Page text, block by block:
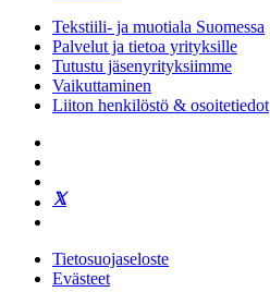
Tekstiili- ja muotiala Suomessa
Palvelut ja tietoa yrityksille
Tutustu jäsenyrityksiimme
Vaikuttaminen
Liiton henkilöstö & osoitetiedot
Tietosuojaseloste
Evästeet